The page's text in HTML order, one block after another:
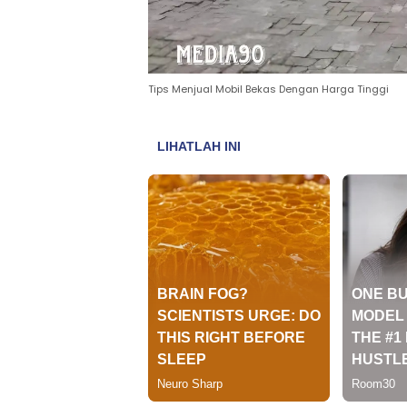
Tips Menjual Mobil Bekas Dengan Harga Tinggi